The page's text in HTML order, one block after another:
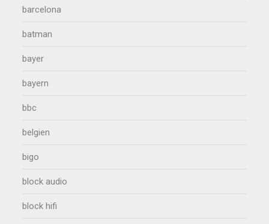
barcelona
batman
bayer
bayern
bbc
belgien
bigo
block audio
block hifi